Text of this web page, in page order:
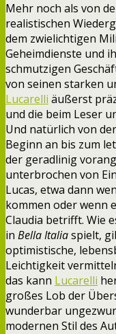
Mehr noch als von
realistischen
dem zwielichtigen
Geheimdienste und
schmutzigen
von seinen starken
Lucarelli äußerst
und die beim Leser
Und natürlich von
Beginn an bis zum
der geradlinig
unterbrochen von
Lucas, etwa dann
kommen oder wenn
Claudia betrifft. Wie
in Bella Italiaspielt,
optimistische,
Leichtigkeit
das kann Lucarelli
großes Lob der
wunderbar
modernen Stil des